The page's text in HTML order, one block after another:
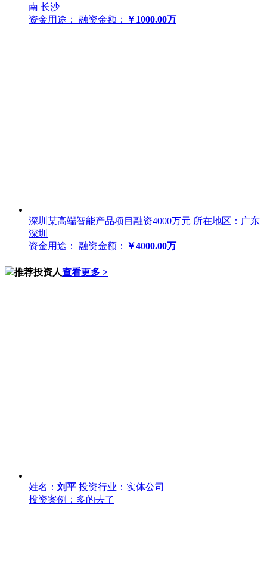
南 长沙
资金用途：
融资金额： ￥1000.00万
深圳某高端智能产品项目融资4000万元 所在地区：广东
深圳
资金用途：
融资金额： ￥4000.00万
推荐投资人查看更多 >
姓名： 刘平 投资行业：实体公司
投资案例：多的去了